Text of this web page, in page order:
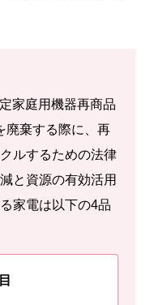
家庭用機器再商品
廃棄する際に、再
ルするための法律
と資源の有効活用
家電は以下の4品